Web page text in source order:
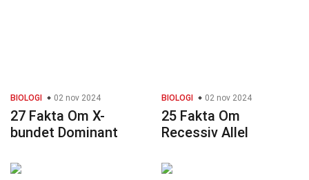
BIOLOGI 02 nov 2024
27 Fakta Om X-
bundet Dominant
BIOLOGI 02 nov 2024
25 Fakta Om
Recessiv Allel